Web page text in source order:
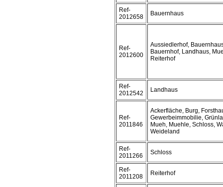
Ref-
2012658
Bauernhaus
Ref-
2012600
Aussiedlerhof,
Bauernhof, Landhaus,
Reiterhof
Ref-
2012542
Landhaus
Ref-
2011846
Ackerfläche, Burg,
Gewerbeimmobilie,
Mueh, Muehle, Schloss,
Weideland
Ref-
2011266
Schloss
Ref-
2011208
Reiterhof